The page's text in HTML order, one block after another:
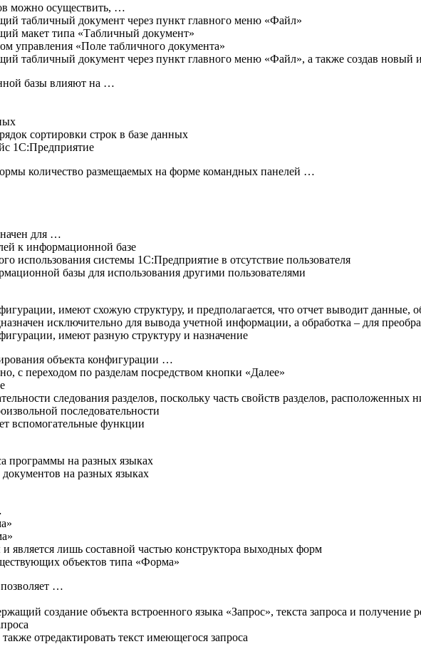
можно осуществить, …
табличный документ через пункт главного меню «Файл»
макет типа «Табличный документ»
управления «Поле табличного документа»
табличный документ через пункт главного меню «Файл», а также создав
базы влияют на …
сортировки строк в базе данных
1С:Предприятие
количество размещаемых на форме командных панелей …
для …
к информационной базе
использования системы 1С:Предприятие в отсутствие пользователя
базы для использования другими пользователями
имеют схожую структуру, и предполагается, что отчет выводит данные,
исключительно для вывода учетной информации, а обработка – для
имеют разную структуру и назначение
объекта конфигурации …
с переходом по разделам посредством кнопки «Далее»
следования разделов, поскольку часть свойств разделов,
последовательности
вспомогательные функции
программы на разных языках
документов на разных языках
является лишь составной частью конструктора выходных форм
объектов типа «Форма»
позволяет …
создание объекта встроенного языка «Запрос», текста запроса и получение
отредактировать текст имеющегося запроса